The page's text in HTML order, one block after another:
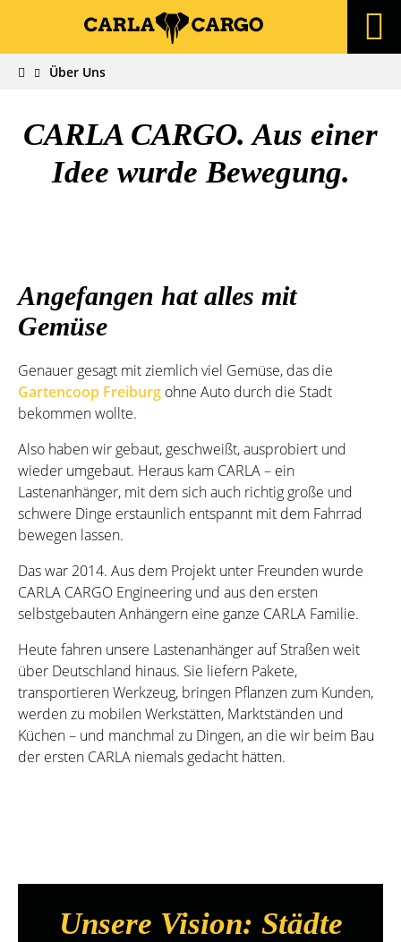
Über Uns
CARLA CARGO. Aus einer
Idee wurde Bewegung.
Angefangen hat alles mit
Gemüse
Genauer gesagt mit ziemlich viel Gemüse, das die
Gartencoop Freiburg ohne Auto durch die Stadt
bekommen wollte.
Also haben wir gebaut, geschweißt, ausprobiert und
wieder umgebaut. Heraus kam CARLA – ein
Lastenanhänger, mit dem sich auch richtig große und
schwere Dinge erstaunlich entspannt mit dem Fahrrad
bewegen lassen.
Das war 2014. Aus dem Projekt unter Freunden wurde
CARLA CARGO Engineering und aus den ersten
selbstgebauten Anhängern eine ganze CARLA Familie.
Heute fahren unsere Lastenanhänger auf Straßen weit
über Deutschland hinaus. Sie liefern Pakete,
transportieren Werkzeug, bringen Pflanzen zum Kunden,
werden zu mobilen Werkstätten, Marktständen und
Küchen – und manchmal zu Dingen, an die wir beim Bau
der ersten CARLA niemals gedacht hätten.
Unsere Vision: Städte